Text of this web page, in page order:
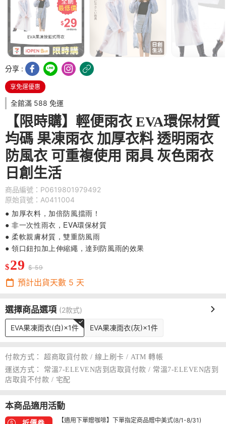
分享 :
享免運優惠
全館滿 588 免運
【限時購】輕便雨衣 EVA環保材質
均碼 果凍雨衣 加厚衣料 透明雨衣
防風衣 可重複使用 雨具 灰色雨衣
日創生活
商品編號：P0619801979492
原始貨號：A0411004
● 加厚衣料，加倍防風擋雨！
● 非一次性雨衣，EVA環保材質
● 柔軟親膚材質，雙重防風雨
● 領口鈕扣加上伸縮繩，達到防風雨的效果
$29 $ 59
預計出貨天數 5 天
選擇商品選項 (2款式)
EVA果凍雨衣(白)×1件 EVA果凍雨衣(灰)×1件
付款方式：
超商取貨付款 / 線上刷卡 / ATM 轉帳
運送方式：
常溫7-ELEVEN店到店取貨付款 / 常溫7-ELEVEN店到
店取貨不付款 / 宅配
本商品適用活動
【適用下單贈咖啡】下單指定商品贈中美式(8/1-8/31)